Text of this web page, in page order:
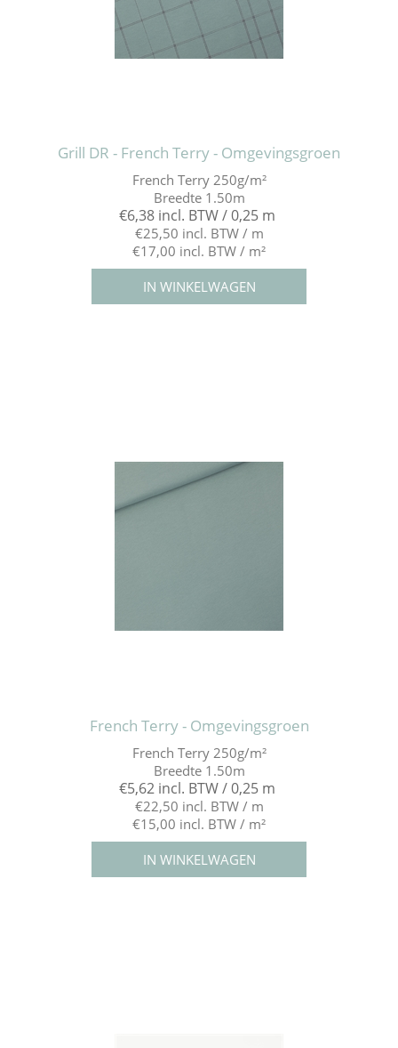
Grill DR - French Terry - Omgevingsgroen
French Terry 250g/m²
Breedte 1.50m
€6,38 incl. BTW / 0,25 m
€25,50 incl. BTW / m
€17,00 incl. BTW / m²
French Terry - Omgevingsgroen
French Terry 250g/m²
Breedte 1.50m
€5,62 incl. BTW / 0,25 m
€22,50 incl. BTW / m
€15,00 incl. BTW / m²